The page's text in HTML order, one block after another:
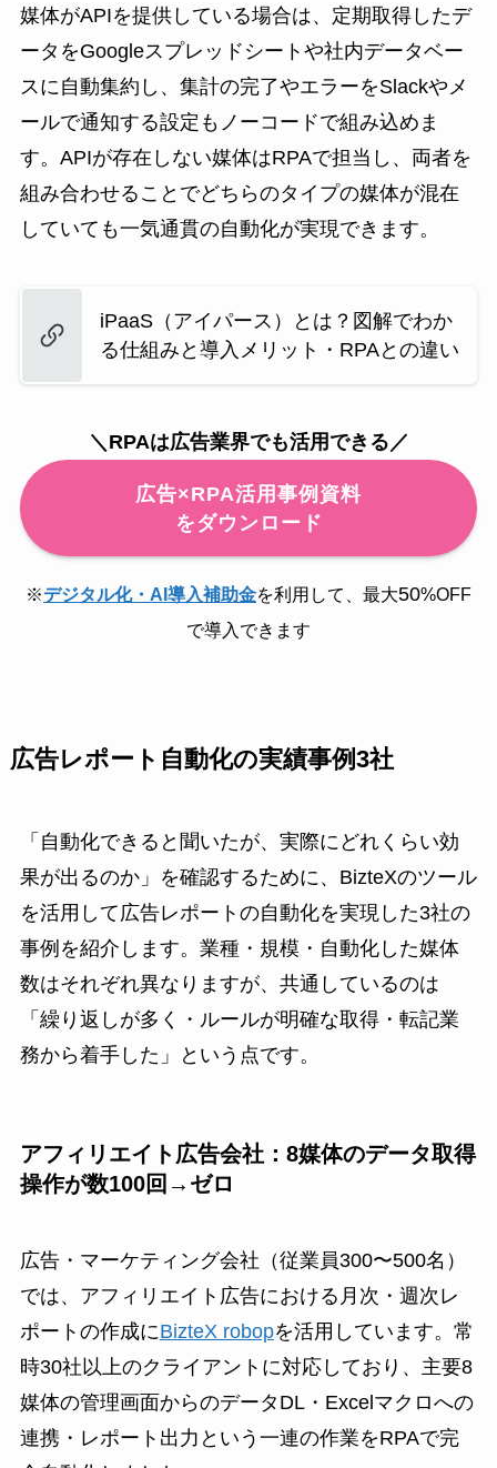
媒体がAPIを提供している場合は、定期取得したデ
ータをGoogleスプレッドシートや社内データベー
スに自動集約し、集計の完了やエラーをSlackやメ
ールで通知する設定もノーコードで組み込めま
す。APIが存在しない媒体はRPAで担当し、両者を
組み合わせることでどちらのタイプの媒体が混在
していても一気通貫の自動化が実現できます。
iPaaS（アイパース）とは？図解でわか
る仕組みと導入メリット・RPAとの違い
＼RPAは広告業界でも活用できる／
広告×RPA活用事例資料
をダウンロード
※デジタル化・AI導入補助金を利用して、最大50%OFF
で導入できます
広告レポート自動化の実績事例3社
「自動化できると聞いたが、実際にどれくらい効
果が出るのか」を確認するために、BizteXのツール
を活用して広告レポートの自動化を実現した3社の
事例を紹介します。業種・規模・自動化した媒体
数はそれぞれ異なりますが、共通しているのは
「繰り返しが多く・ルールが明確な取得・転記業
務から着手した」という点です。
アフィリエイト広告会社：8媒体のデータ取得
操作が数100回→ゼロ
広告・マーケティング会社（従業員300〜500名）
では、アフィリエイト広告における月次・週次レ
ポートの作成にBizteX robopを活用しています。常
時30社以上のクライアントに対応しており、主要8
媒体の管理画面からのデータDL・Excelマクロへの
連携・レポート出力という一連の作業をRPAで完